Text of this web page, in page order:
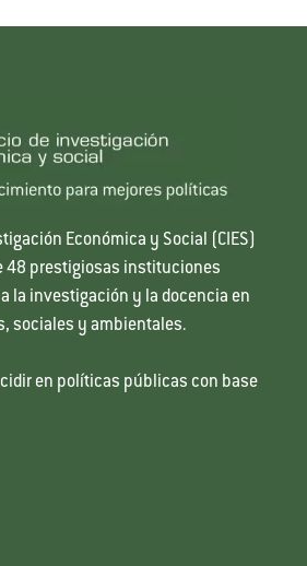
Económica y Social (CIES)
48 prestigiosas instituciones
la investigación y la docencia en
sociales y ambientales.
en políticas públicas con base